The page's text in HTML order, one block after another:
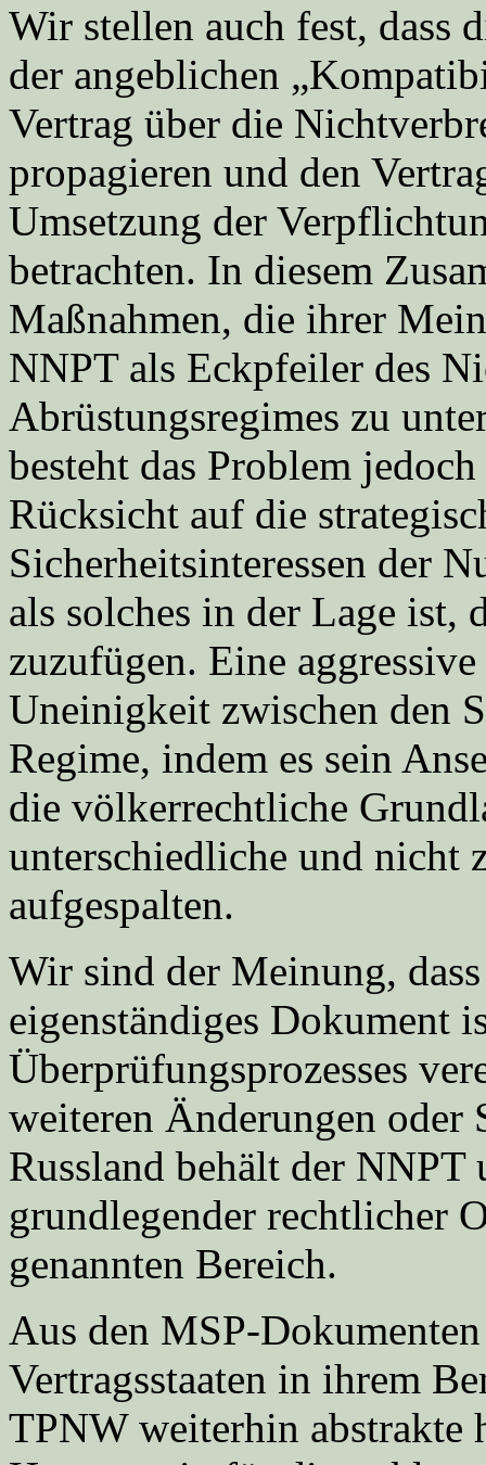
Wir stellen auch fest, dass
der angeblichen
Vertrag über die
propagieren und den
Umsetzung der
betrachten. In diesem
Maßnahmen, die ihrer
NNPT als Eckpfeiler des
Abrüstungsregimes zu
besteht das Problem
Rücksicht auf die
Sicherheitsinteressen der
als solches in der Lage ist,
zuzufügen. Eine
Uneinigkeit zwischen den
Regime, indem es sein
die völkerrechtliche
unterschiedliche und nicht
aufgespalten.
Wir sind der Meinung,
eigenständiges Dokument
Überprüfungsprozesses
weiteren Änderungen
Russland behält der NNPT
grundlegender rechtlicher
genannten Bereich.
Aus den MSP-
Vertragsstaaten in ihrem
TPNW weiterhin abstrakte